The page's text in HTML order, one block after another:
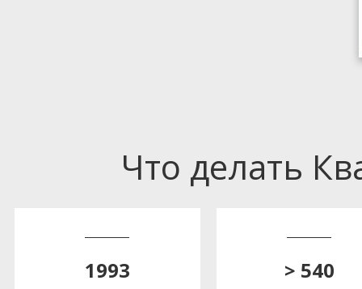
Что делать
1993 > 540